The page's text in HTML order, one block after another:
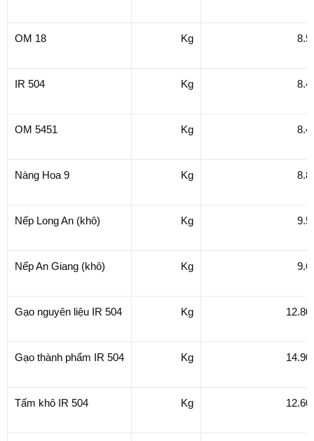
OM 18 Kg
IR 504 Kg
OM 5451 Kg
Nàng Hoa 9 Kg
Nếp Long An (khô) Kg
Nếp An Giang (khô) Kg
Gạo nguyên liệu IR 504 Kg
Gạo thành phẩm IR 504 Kg
Tấm khô IR 504 Kg